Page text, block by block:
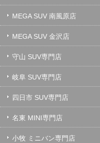
MEGA SUV 南風原店
MEGA SUV 金沢店
守山 SUV専門店
岐阜 SUV専門店
四日市 SUV専門店
名東 MINI専門店
小牧 ミニバン専門店